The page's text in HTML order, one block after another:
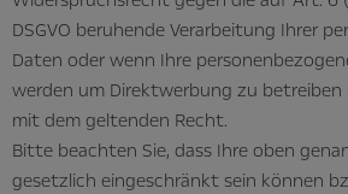
DSGVO beruhende Verarbeitung Ihrer
Daten oder wenn Ihre
werden um Direktwerbung zu betreiben
mit dem geltenden Recht.
Bitte beachten Sie, dass Ihre oben
gesetzlich eingeschränkt sein können